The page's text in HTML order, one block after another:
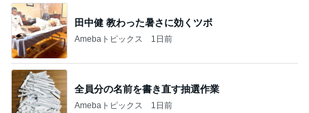
田中健 教わった暑さに効くツボ
Amebaトピックス 1日前
全員分の名前を書き直す抽選作業
Amebaトピックス 1日前